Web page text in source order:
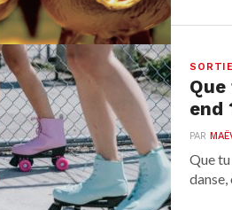
end
PAR
Que
danse,